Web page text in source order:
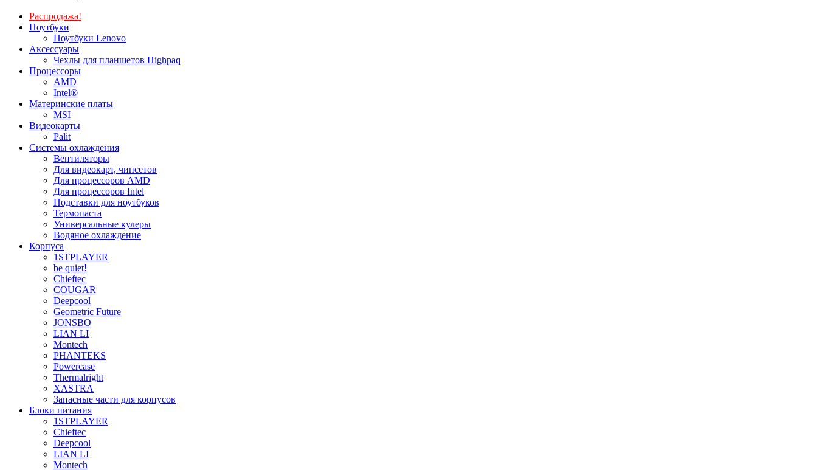
Распродажа!
Ноутбуки
Ноутбуки Lenovo
Аксессуары
Чехлы для планшетов Highpaq
Процессоры
AMD
Intel®
Материнские платы
MSI
Видеокарты
Palit
Системы охлаждения
Вентиляторы
Для видеокарт, чипсетов
Для процессоров AMD
Для процессоров Intel
Подставки для ноутбуков
Термопаста
Универсальные кулеры
Водяное охлаждение
Корпуса
1STPLAYER
be quiet!
Chieftec
COUGAR
Deepcool
Geometric Future
JONSBO
LIAN LI
Montech
PHANTEKS
Powercase
Thermalright
XASTRA
Запасные части для корпусов
Блоки питания
1STPLAYER
Chieftec
Deepcool
LIAN LI
Montech